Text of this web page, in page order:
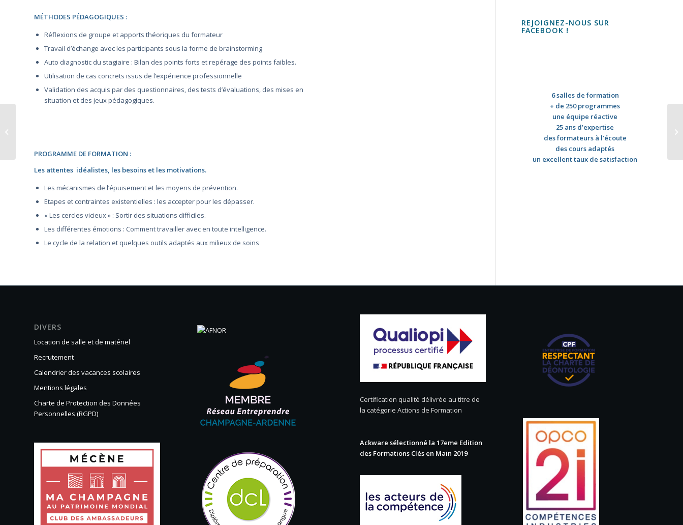
MÉTHODES PÉDAGOGIQUES :
Réflexions de groupe et apports théoriques du formateur
Travail d’échange avec les participants sous la forme de brainstorming
Auto diagnostic du stagiaire : Bilan des points forts et repérage des points faibles.
Utilisation de cas concrets issus de l’expérience professionnelle
Validation des acquis par des questionnaires, des tests d’évaluations, des mises en
situation et des jeux pédagogiques.
PROGRAMME DE FORMATION :
Les attentes idéalistes, les besoins et les motivations.
Les mécanismes de l’épuisement et les moyens de prévention.
Etapes et contraintes existentielles : les accepter pour les dépasser.
« Les cercles vicieux » : Sortir des situations difficiles.
Les différentes émotions : Comment travailler avec en toute intelligence.
Le cycle de la relation et quelques outils adaptés aux milieux de soins
REJOIGNEZ-NOUS SUR
FACEBOOK !
6 salles de formation
+ de 250 programmes
une équipe réactive
25 ans d’expertise
des formateurs à l’écoute
des cours adaptés
un excellent taux de satisfaction
DIVERS
Location de salle et de matériel
Recrutement
Calendrier des vacances scolaires
Mentions légales
Charte de Protection des Données
Personnelles (RGPD)
Certification qualité délivrée au titre de
la catégorie Actions de Formation
Ackware sélectionné la 17eme Edition
des Formations Clés en Main 2019